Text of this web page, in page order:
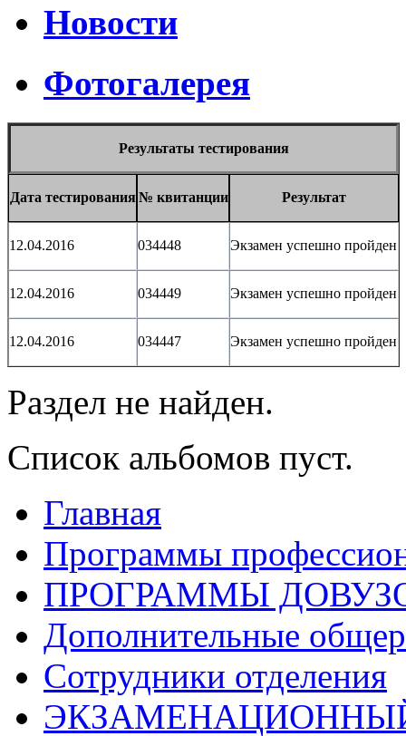
Новости
Фотогалерея
Результаты тестирования
Дата тестирования № квитанции Результат
12.04.2016 034448 Экзамен успешно пройден
12.04.2016 034449 Экзамен успешно пройден
12.04.2016 034447 Экзамен успешно пройден
Раздел не найден.
Список альбомов пуст.
Главная
Программы
ПРОГРАММЫ
Дополнительные
Сотрудники отделения
ЭКЗАМЕНАЦИОННЫЙ